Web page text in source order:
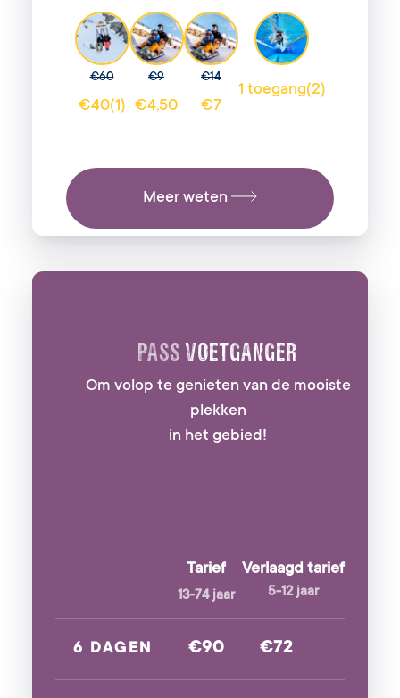
€60
€40(1)
€9
€4,50
€14
€7
1 toegang(2)
Meer weten
PASS VOETGANGER
Om volop te genieten van de mooiste
plekken
in het gebied!
Tarief
13-74 jaar
Verlaagd tarief
5-12 jaar
6 DAGEN €90 €72